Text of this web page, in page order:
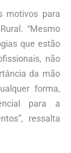
motivos para
“Mesmo
que estão
não
da mão
forma,
para a
ressalta